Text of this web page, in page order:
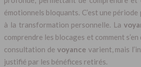
émotionnels bloquants. C’est une
à la transformation personnelle. La
comprendre les blocages et comment
consultation de voyance varient, mais
justifié par les bénéfices retirés.